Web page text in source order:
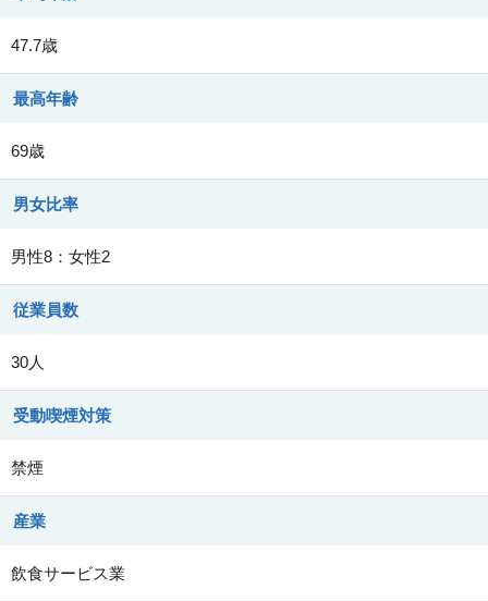
47.7歳
最高年齢
69歳
男女比率
男性8：女性2
従業員数
30人
受動喫煙対策
禁煙
産業
飲食サービス業